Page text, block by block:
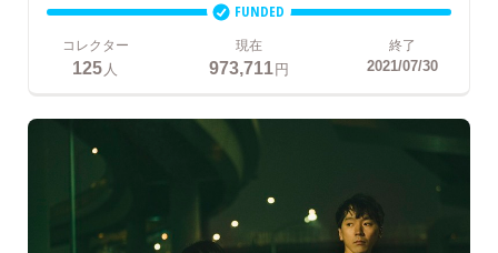
FUNDED
コレクター
125 人
現在
973,711円
終了
2021/07/30